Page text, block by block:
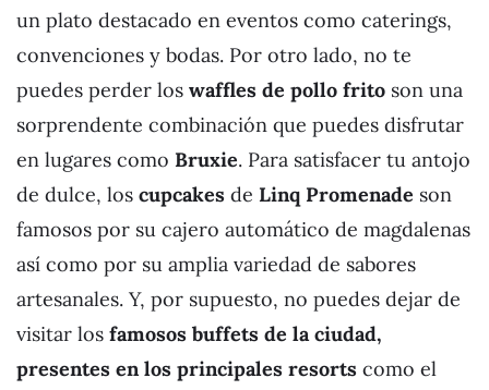
un plato destacado en eventos como caterings,
convenciones y bodas. Por otro lado, no te
puedes perder los waffles de pollo frito son una
sorprendente combinación que puedes disfrutar
en lugares como Bruxie. Para satisfacer tu antojo
de dulce, los cupcakes de Linq Promenade son
famosos por su cajero automático de magdalenas
así como por su amplia variedad de sabores
artesanales. Y, por supuesto, no puedes dejar de
visitar los famosos buffets de la ciudad,
presentes en los principales resorts como el